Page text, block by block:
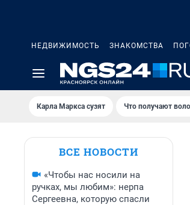
НЕДВИЖИМОСТЬ ЗНАКОМСТВА
Карла Маркса сузят Что получают
ВСЕ НОВОСТИ
«Чтобы нас носили на
ручках, мы любим»: нерпа
Сергеевна, которую спасли